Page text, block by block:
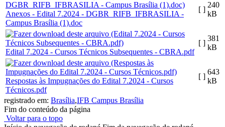
Anexos - Edital 7.2024 - DGBR_RIFB_IFBRASILIA -
Campus Brasília (1).doc
[ ]
240
kB
Edital 7.2024 - Cursos Técnicos Subsequentes - CBRA.pdf
[ ]
381
kB
Respostas às Impugnações do Edital 7.2024 - Cursos
Técnicos.pdf
[ ]
643
kB
registrado em: Brasília,IFB Campus Brasília
Fim do conteúdo da página
Voltar para o topo